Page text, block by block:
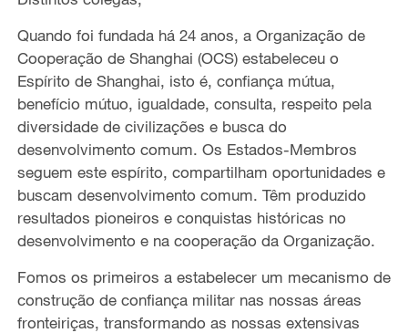
Quando foi fundada há 24 anos, a Organização de
Cooperação de Shanghai (OCS) estabeleceu o
Espírito de Shanghai, isto é, confiança mútua,
benefício mútuo, igualdade, consulta, respeito pela
diversidade de civilizações e busca do
desenvolvimento comum. Os Estados-Membros
seguem este espírito, compartilham oportunidades e
buscam desenvolvimento comum. Têm produzido
resultados pioneiros e conquistas históricas no
desenvolvimento e na cooperação da Organização.
Fomos os primeiros a estabelecer um mecanismo de
construção de confiança militar nas nossas áreas
fronteiriças, transformando as nossas extensivas